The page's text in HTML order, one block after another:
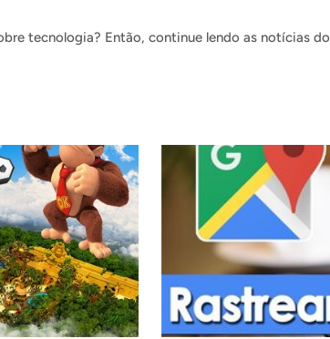
tecnologia? Então, continue lendo as notícias do